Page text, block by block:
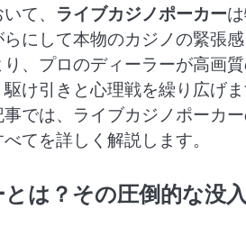
て、 ライブカジノポーカー
にして本物のカジノの緊張
、プロのディーラーが高画
け引きと心理戦を繰り広げ
では、ライブカジノポーカ
てを詳しく解説します。
は？その圧倒的な没